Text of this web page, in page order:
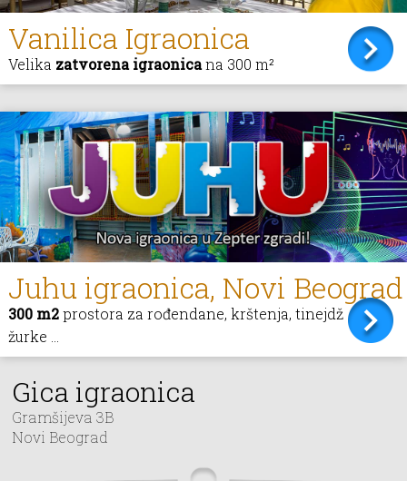
Vanilica Igraonica
Velika zatvorena igraonicana 300 m²
Juhu igraonica, Novi Beograd
300 m2prostora za rođendane, krštenja, tinejdž
žurke ...
Gica igraonica
Gramšijeva 3B
Novi Beograd